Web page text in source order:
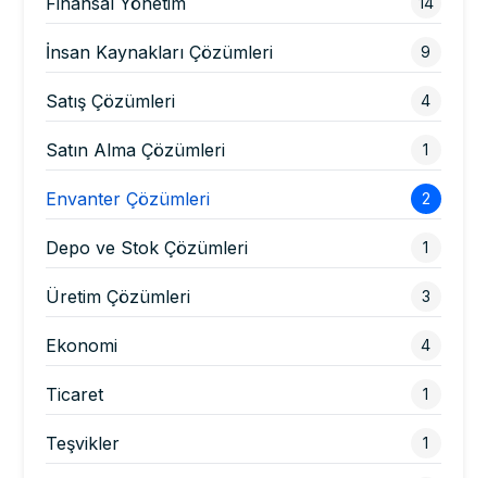
İnsan Kaynakları Çözümleri 9
Satış Çözümleri 4
Satın Alma Çözümleri 1
Envanter Çözümleri 2
Depo ve Stok Çözümleri 1
Üretim Çözümleri 3
Ekonomi 4
Ticaret 1
Teşvikler 1